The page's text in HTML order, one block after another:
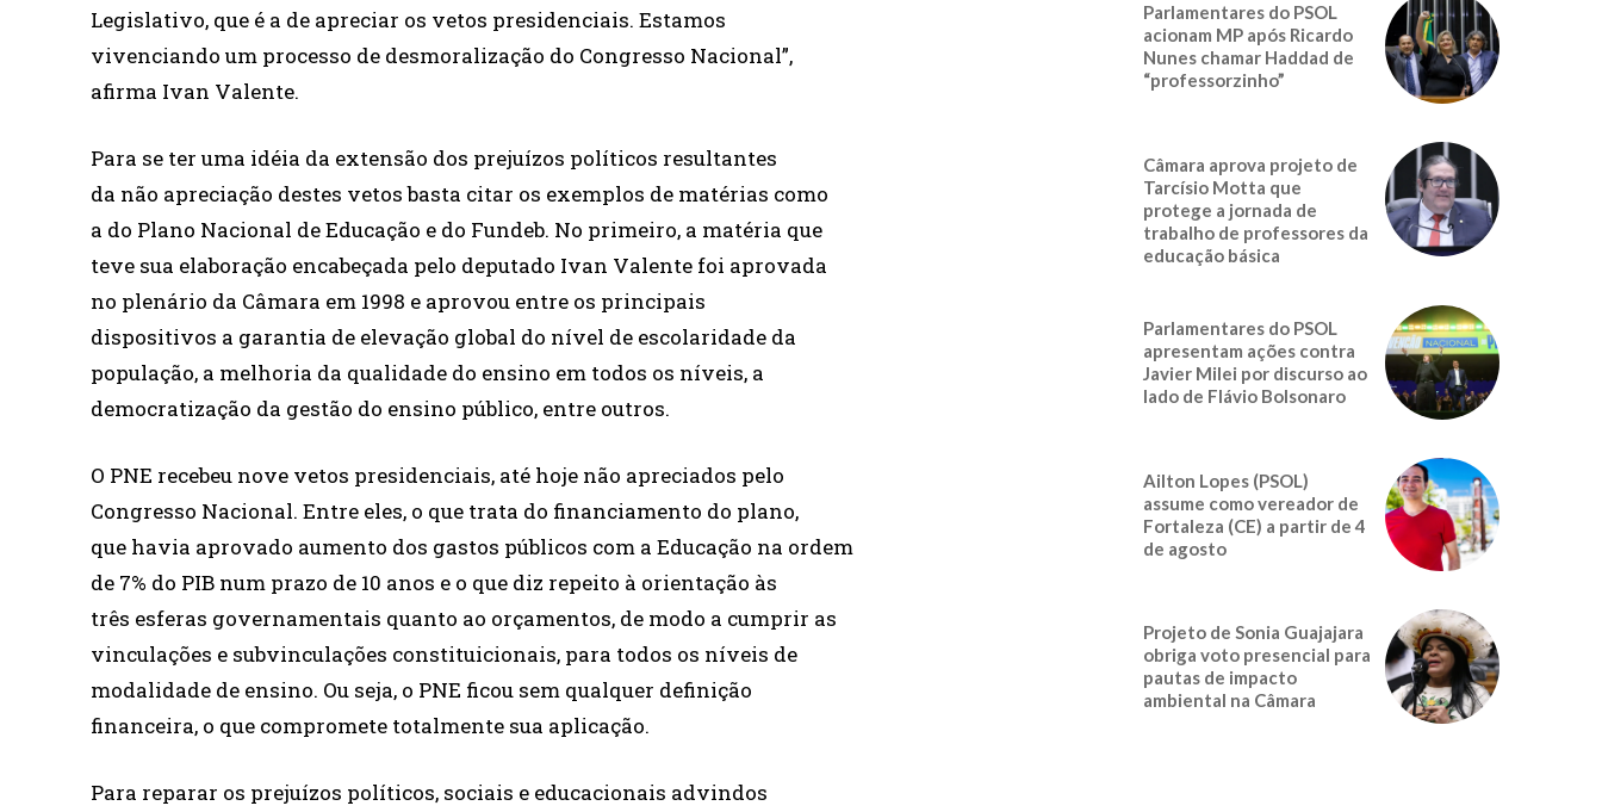
Legislativo, que é a de apreciar os vetos presidenciais. Estamos
vivenciando um processo de desmoralização do Congresso Nacional”,
afirma Ivan Valente.
Para se ter uma idéia da extensão dos prejuízos políticos resultantes
da não apreciação destes vetos basta citar os exemplos de matérias como
a do Plano Nacional de Educação e do Fundeb. No primeiro, a matéria que
teve sua elaboração encabeçada pelo deputado Ivan Valente foi aprovada
no plenário da Câmara em 1998 e aprovou entre os principais
dispositivos a garantia de elevação global do nível de escolaridade da
população, a melhoria da qualidade do ensino em todos os níveis, a
democratização da gestão do ensino público, entre outros.
O PNE recebeu nove vetos presidenciais, até hoje não apreciados pelo
Congresso Nacional. Entre eles, o que trata do financiamento do plano,
que havia aprovado aumento dos gastos públicos com a Educação na ordem
de 7% do PIB num prazo de 10 anos e o que diz repeito à orientação às
três esferas governamentais quanto ao orçamentos, de modo a cumprir as
vinculações e subvinculações constituicionais, para todos os níveis de
modalidade de ensino. Ou seja, o PNE ficou sem qualquer definição
financeira, o que compromete totalmente sua aplicação.
Para reparar os prejuízos políticos, sociais e educacionais advindos
Parlamentares do PSOL
acionam MP após Ricardo
Nunes chamar Haddad de
“professorzinho”
Câmara aprova projeto de
Tarcísio Motta que
protege a jornada de
trabalho de professores da
educação básica
Parlamentares do PSOL
apresentam ações contra
Javier Milei por discurso ao
lado de Flávio Bolsonaro
Ailton Lopes (PSOL)
assume como vereador de
Fortaleza (CE) a partir de 4
de agosto
Projeto de Sonia Guajajara
obriga voto presencial para
pautas de impacto
ambiental na Câmara